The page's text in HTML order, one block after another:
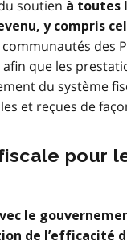
soutien à toutes
y compris
communautés des
que les
du système
et reçues de
pour
le
de l’efficacité